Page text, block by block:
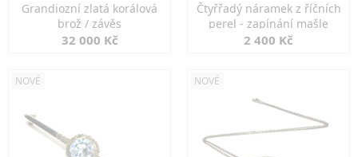
Grandiozní zlatá korálová
brož / závěs
32 000 Kč
Čtyřřadý náramek z říčních
perel - zapínání mašle
2 400 Kč
NOVÉ NOVÉ